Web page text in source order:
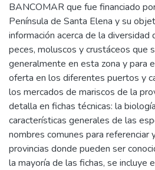
BANCOMAR que fue financiado
Península de Santa Elena y su
información acerca de la diversidad
peces, moluscos y crustáceos que
generalmente en esta zona y para
oferta en los diferentes puertos y
los mercados de mariscos de la
detalla en fichas técnicas: la
características generales de las
nombres comunes para referenciar
provincias donde pueden ser
la mayoría de las fichas, se incluye